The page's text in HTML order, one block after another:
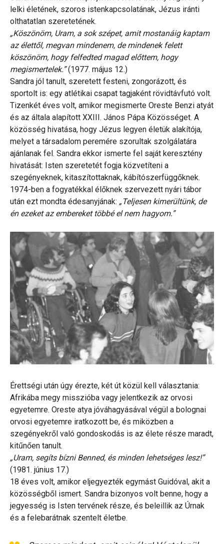
lelki életének, szoros istenkapcsolatának, Jézus iránti
olthatatlan szeretetének.
„Köszönöm, Uram, a sok szépet, amit mostanáig kaptam
az élettől, megvan mindenem, de mindenek felett
köszönöm, hogy felfedted magad előttem, hogy
megismertelek.”(1977. május 12.)
Sandra jól tanult, szeretett festeni, zongorázott, és
sportolt is: egy atlétikai csapat tagjaként rövidtávfutó volt.
Tizenkét éves volt, amikor megismerte Oreste Benzi atyát
és az általa alapított XXIII. János Pápa Közösséget. A
közösség hivatása, hogy Jézus legyen életük alakítója,
melyet a társadalom peremére szorultak szolgálatára
ajánlanak fel. Sandra ekkor ismerte fel saját keresztény
hivatását: Isten szeretetét fogja közvetíteni a
szegényeknek, kitaszítottaknak, kábítószerfüggőknek.
1974-ben a fogyatékkal élőknek szervezett nyári tábor
után ezt mondta édesanyjának: „Teljesen kimerültünk, de
én ezeket az embereket többé el nem hagyom.”
Érettségi után úgy érezte, két út közül kell választania:
Afrikába megy misszióba vagy jelentkezik az orvosi
egyetemre. Oreste atya jóváhagyásával végül a bolognai
orvosi egyetemre iratkozott be, és miközben a
szegényekről való gondoskodás is az élete része maradt,
kitűnően tanult.
„Uram, segíts bízni Benned, és minden lehetséges lesz!”
(1981. június 17.)
18 éves volt, amikor eljegyezték egymást Guidóval, akit a
közösségből ismert. Sandra bizonyos volt benne, hogy a
jegyesség is Isten tervének része, és beleillik az Úrnak
és a felebarátnak szentelt életbe.